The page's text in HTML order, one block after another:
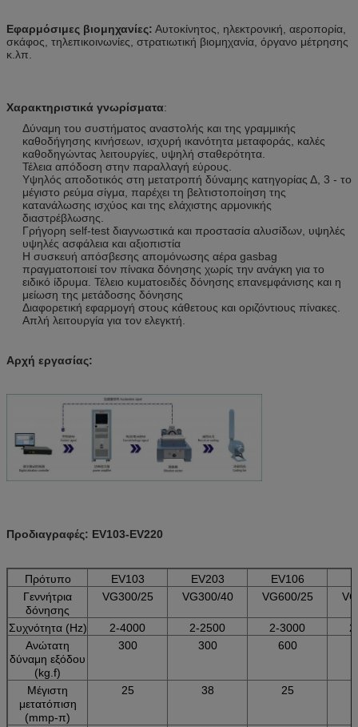
Εφαρμόσιμες βιομηχανίες: Αυτοκίνητος, ηλεκτρονική, αεροπορία,
σκάφος, τηλεπικοινωνίες, στρατιωτική βιομηχανία, όργανο μέτρησης
κ.λπ.
Χαρακτηριστικά γνωρίσματα:
Δύναμη του συστήματος αναστολής και της γραμμικής
καθοδήγησης κινήσεων, ισχυρή ικανότητα μεταφοράς, καλές
καθοδηγώντας λειτουργίες, υψηλή σταθερότητα.
Τέλεια απόδοση στην παραλλαγή εύρους.
Υψηλός αποδοτικός στη μετατροπή δύναμης κατηγορίας Δ, 3 - το
μέγιστο ρεύμα σίγμα, παρέχει τη βελτιστοποίηση της
κατανάλωσης ισχύος και της ελάχιστης αρμονικής
διαστρέβλωσης.
Γρήγορη self-test διαγνωστικά και προστασία αλυσίδων, υψηλές
υψηλές ασφάλεια και αξιοπιστία
Η συσκευή απόσβεσης απομόνωσης αέρα gasbag
πραγματοποιεί τον πίνακα δόνησης χωρίς την ανάγκη για το
ειδικό ίδρυμα. Τέλειο κυματοειδές δόνησης επανεμφάνισης και η
μείωση της μετάδοσης δόνησης
Διαφορετική εφαρμογή στους κάθετους και οριζόντιους πίνακες.
Απλή λειτουργία για τον ελεγκτή.
Αρχή εργασίας:
Προδιαγραφές: EV103-EV220
Πρότυπο EV103 EV203 EV106
Γεννήτρια
δόνησης
VG300/25 VG300/40 VG600/25
Συχνότητα (Hz) 2-4000 2-2500 2-3000
Ανώτατη
δύναμη εξόδου
(kg.f)
300 300 600
Μέγιστη
μετατόπιση
(mmp-π)
25 38 25